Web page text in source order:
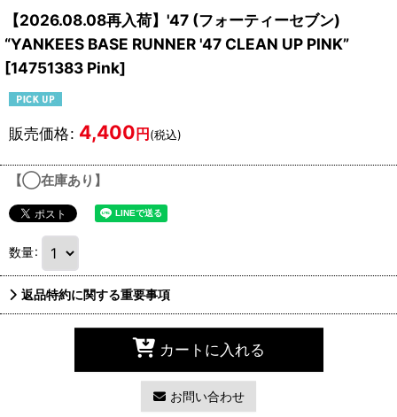
【2026.08.08再入荷】'47 (フォーティーセブン)
“YANKEES BASE RUNNER '47 CLEAN UP PINK”
[14751383 Pink]
販売価格: 4,400円(税込)
【◯在庫あり】
数量:
返品特約に関する重要事項
カートに入れる
お問い合わせ